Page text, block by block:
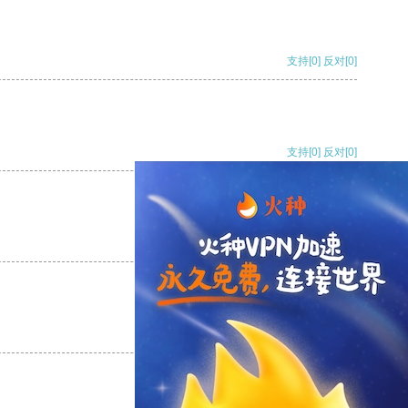
支持[0] 反对[0]
支持[0] 反对[0]
支持[0] 反对
支持